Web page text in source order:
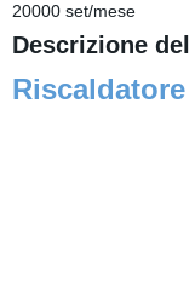
20000 set/mese
Descrizione
Riscaldatore